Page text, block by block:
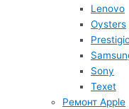
Lenovo
Oysters
Sony
Texet
Ремонт Apple